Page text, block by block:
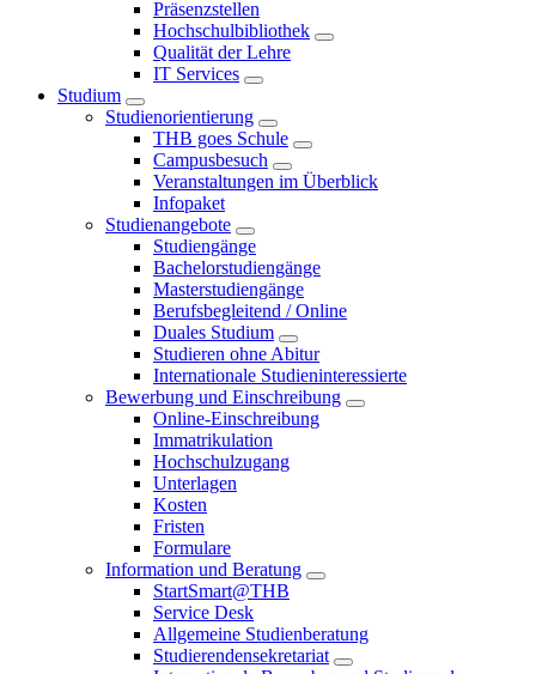
Präsenzstellen
Hochschulbibliothek
Qualität der Lehre
IT Services
Studium
Studienorientierung
THB goes Schule
Campusbesuch
Veranstaltungen im Überblick
Infopaket
Studienangebote
Studiengänge
Bachelorstudiengänge
Masterstudiengänge
Berufsbegleitend / Online
Duales Studium
Studieren ohne Abitur
Internationale Studieninteressierte
Bewerbung und Einschreibung
Online-Einschreibung
Immatrikulation
Hochschulzugang
Unterlagen
Kosten
Fristen
Formulare
Information und Beratung
StartSmart@THB
Service Desk
Allgemeine Studienberatung
Studierendensekretariat